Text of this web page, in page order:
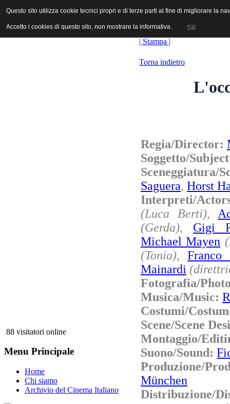
ANICA | Associazione Nazionale Industrie Cinematografiche
88 visitatori online
Menu Principale
Home
Chi siamo
Archivio del Cinema Italiano
| Stampa |
Torna indietro
Regia/Director:
Soggetto/
Saguera, Horst
Interpreti/
(Luca Berti),
(Gerda), Gigi
Michael Mayen
(Tonia),Franco
Mainardi
Fotografia/
Musica/Music:
Costumi/
Scene/Scene
Montaggio/
Suono/Sound:
Produzione/
München
Distribuzione/
Questo sito utilizza cookie tecnici propri e di terze parti al fine di migliorare la
Accetto i cookies di questo sito, non mostrare la informativa. OK
Questo sito utilizza cookie tecnici propri e di terze parti al fine di migliorare la
Accetto i cookies di questo sito, non mostrare la informativa. OK